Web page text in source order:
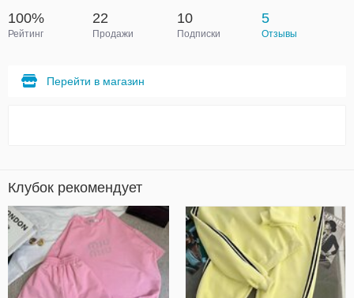
100%
Рейтинг
22
Продажи
10
Подписки
5
Отзывы
Перейти в магазин
Клубок рекомендует